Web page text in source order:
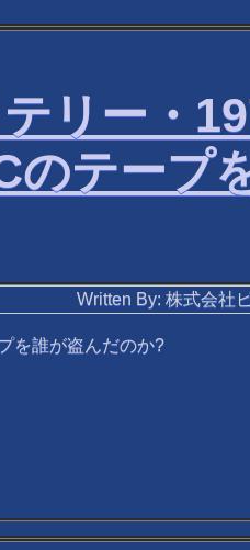
リー・
テープ
Written By: 株式会社
を誰が盗んだのか?